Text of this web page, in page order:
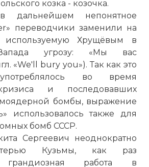
козка - козочка.
дальнейшем непонятное
переводчики заменили на
используемую Хрущёвым в
угрозу: «Мы вас
«We'll bury you»). Так как это
во время
и последовавших
бомбы, выражение
использовалось также для
бомб СССР.
Сергеевич неоднократно
Кузьмы, как раз
грандиозная работа в